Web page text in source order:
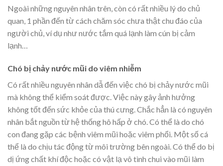
Ngoài những nguyên nhân trên, còn có rất nhiều lý do chủ
quan, 1 phần đến từ cách chăm sóc chưa thật chu đáo của
người chủ, ví dụ như nước tắm quá lạnh làm cún bị cảm
lạnh…
Chó bị chảy nước mũi do viêm nhiễm
Có rất nhiều nguyên nhân dẫ đến việc chó bị chảy nước mũi
mà không thể kiểm soát được. Việc này gây ảnh hưởng
không tốt đến sức khỏe của thú cưng. Chắc hẳn là có nguyên
nhân bắt nguồn từ hệ thống hô hấp ở chó. Có thể là do chó
con đang gặp các bệnh viêm mũi hoặc viêm phổi. Một số cá
thể là do chịu tác động từ môi trường bên ngoài. Có thể do bị
dị ứng chất khí độc hoặc có vật lạ vô tình chui vào mũi làm